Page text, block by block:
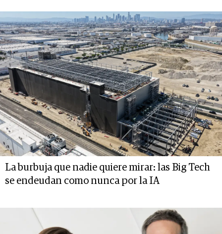
La burbuja que nadie quiere mirar: las Big Tech
se endeudan como nunca por la IA